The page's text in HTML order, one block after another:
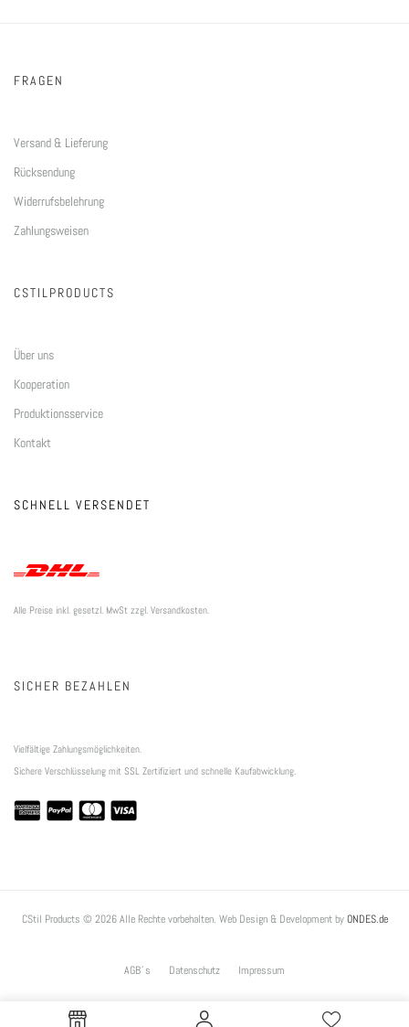
FRAGEN
Versand & Lieferung
Rücksendung
Widerrufsbelehrung
Zahlungsweisen
CSTILPRODUCTS
Über uns
Kooperation
Produktionsservice
Kontakt
SCHNELL VERSENDET
Alle Preise inkl. gesetzl. MwSt zzgl. Versandkosten.
SICHER BEZAHLEN
Vielfältige Zahlungsmöglichkeiten.
Sichere Verschlüsselung mit SSL Zertifiziert und schnelle Kaufabwicklung.
CStil Products © 2026 Alle Rechte vorbehalten. Web Design & Development byONDES.de
AGB´s Datenschutz Impressum